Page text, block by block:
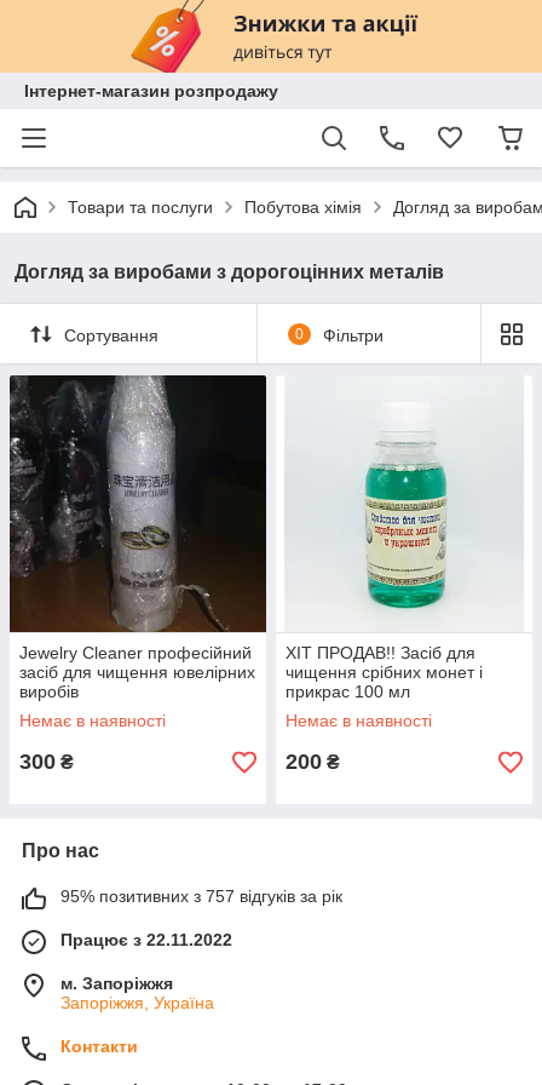
Інтернет-магазин розпродажу
Товари та послуги Побутова хімія Догляд за
Догляд за виробами з дорогоцінних металів
Сортування 0 Фільтри
Jewelry Cleaner професійний
засіб для чищення ювелірних
виробів
Немає в наявності
300 ₴
ХІТ ПРОДАВ!! Засіб для
чищення срібних монет і
прикрас 100 мл
Немає в наявності
200 ₴
Про нас
95% позитивних з 757 відгуків за рік
Працює з 22.11.2022
м. Запоріжжя
Запоріжжя, Україна
Контакти